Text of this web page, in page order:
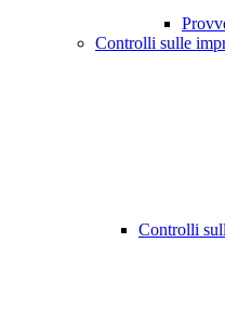
Controlli sulle
Controlli